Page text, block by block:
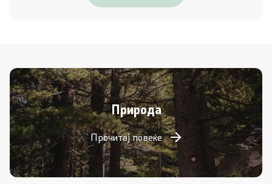
Природа
Прочитај повеќе